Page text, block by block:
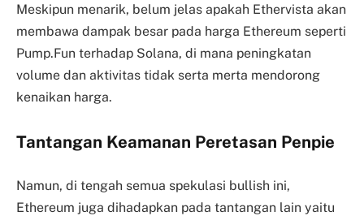
Meskipun menarik, belum jelas apakah Ethervista akan
membawa dampak besar pada harga Ethereum seperti
Pump.Fun terhadap Solana, di mana peningkatan
volume dan aktivitas tidak serta merta mendorong
kenaikan harga.
Tantangan Keamanan Peretasan Penpie
Namun, di tengah semua spekulasi bullish ini,
Ethereum juga dihadapkan pada tantangan lain yaitu